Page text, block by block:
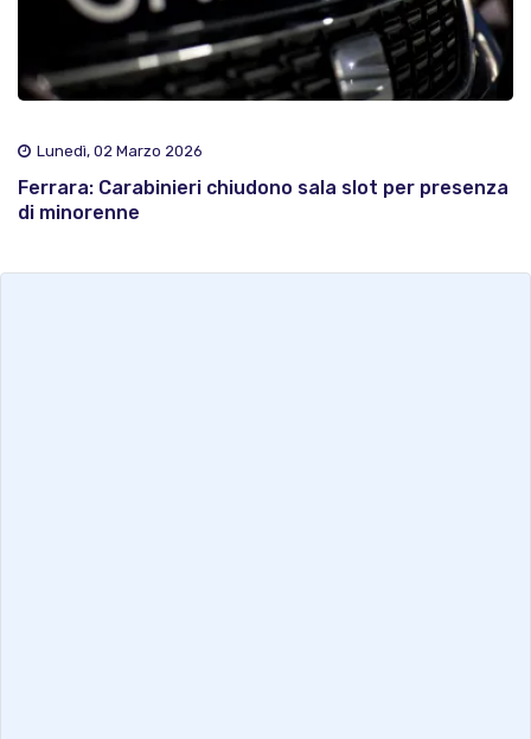
Lunedì, 02 Marzo 2026
Ferrara: Carabinieri chiudono sala slot per presenza
di minorenne